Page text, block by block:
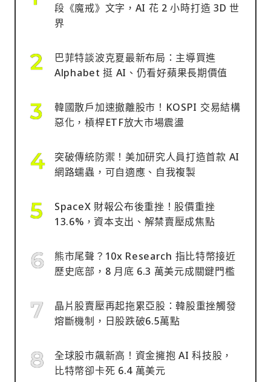
段《魔戒》文字，AI 花 2 小時打造 3D 世
界
巴菲特談波克夏最新布局：主導買進
Alphabet 挺 AI、仍看好蘋果長期價值
韓國散戶加速撤離股市！KOSPI 交易結構
惡化，槓桿ETF放大市場震盪
突破傳統防禦！美加研究人員打造首款 AI
網路蠕蟲，可自適應、自我複製
SpaceX 財報公布後重挫！股價重挫
13.6%，資本支出、解禁賣壓成焦點
熊市尾聲？10x Research 指比特幣接近
歷史底部，8 月底 6.3 萬美元成關鍵門檻
晶片股賣壓再起拖累亞股：韓股重挫觸發
熔斷機制，日股跌破6.5萬點
全球股市飆新高！資金擁抱 AI 科技股，
比特幣卻卡死 6.4 萬美元